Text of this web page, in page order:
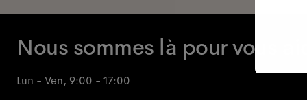
Nous sommes là pour vous
Lun - Ven, 9:00 - 17:00